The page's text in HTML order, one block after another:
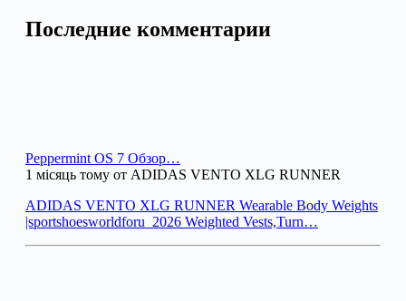
Последние комментарии
Peppermint OS 7 Обзор…
1 місяць тому от ADIDAS VENTO XLG RUNNER
ADIDAS VENTO XLG RUNNER Wearable Body Weights
|sportshoesworldforu_2026 Weighted Vests,Turn…